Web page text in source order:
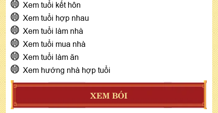
Xem tuổi kết hôn
Xem tuổi hợp nhau
Xem tuổi làm nhà
Xem tuổi mua nhà
Xem tuổi làm ăn
Xem hướng nhà hợp tuổi
XEM BÓI